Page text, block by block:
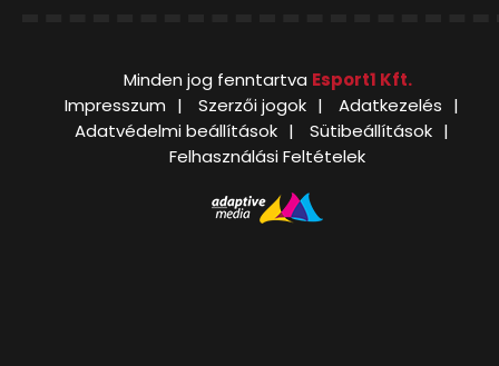
Minden jog fenntartva Esport1 Kft.
Impresszum
Szerzői jogok
Adatkezelés
Adatvédelmi beállítások
Sütibeállítások
Felhasználási Feltételek